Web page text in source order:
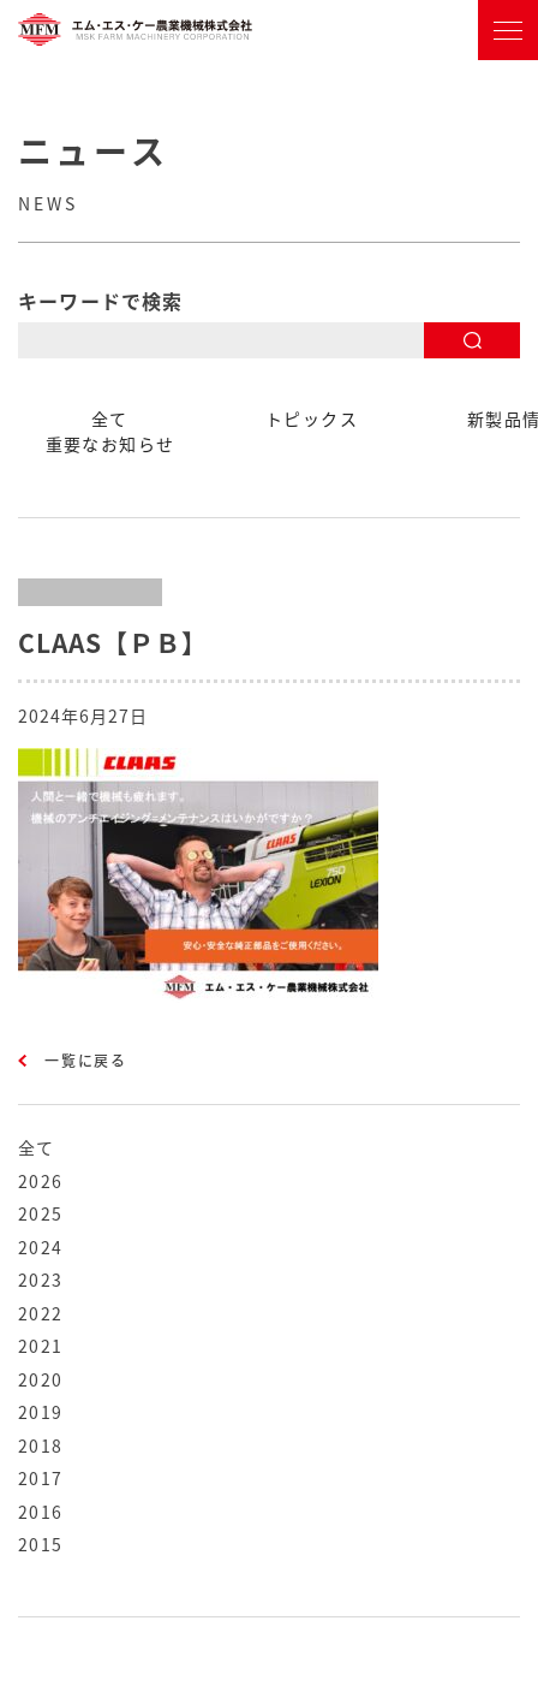
ニュース
NEWS
キーワードで検索
全て トピックス
新製品
重要なお知らせ
全て
2026
2025
2024
2023
2022
2021
2020
2019
2018
2017
2016
2015
CLAAS【ＰＢ】
2024年6月27日
一覧に戻る